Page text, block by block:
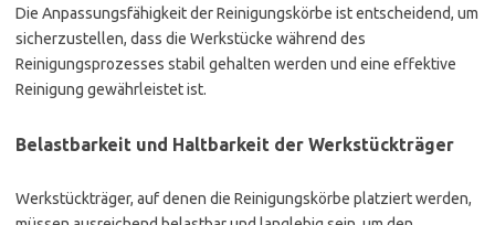
Die Anpassungsfähigkeit der Reinigungskörbe ist entscheidend, um
sicherzustellen, dass die Werkstücke während des
Reinigungsprozesses stabil gehalten werden und eine effektive
Reinigung gewährleistet ist.
Belastbarkeit und Haltbarkeit der Werkstückträger
Werkstückträger, auf denen die Reinigungskörbe platziert werden,